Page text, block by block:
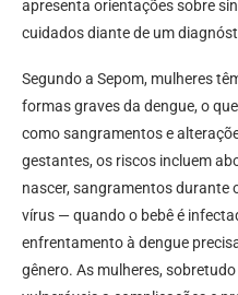
apresenta orientações sobre
cuidados diante de um
Segundo a Sepom, mulheres
formas graves da dengue, o
como sangramentos e
gestantes, os riscos incluem
nascer, sangramentos durante
vírus — quando o bebê é
enfrentamento à dengue
gênero. As mulheres,